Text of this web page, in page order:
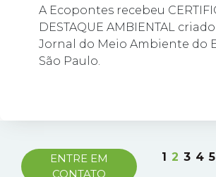
A Ecopontes recebeu
DESTAQUE AMBIENTAL
Jornal do Meio Ambiente do
São Paulo.
ENTRE EM
CONTATO
1 2 3 4 5